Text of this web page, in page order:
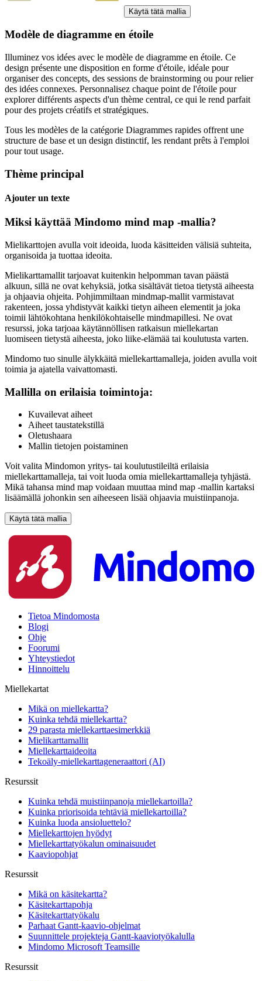
Käytä tätä mallia
Modèle de diagramme en étoile
Illuminez vos idées avec le modèle de diagramme en étoile. Ce
design présente une disposition en forme d'étoile, idéale pour
organiser des concepts, des sessions de brainstorming ou pour relier
des idées connexes. Personnalisez chaque point de l'étoile pour
explorer différents aspects d'un thème central, ce qui le rend parfait
pour des projets créatifs et stratégiques.
Tous les modèles de la catégorie Diagrammes rapides offrent une
structure de base et un design distinctif, les rendant prêts à l'emploi
pour tout usage.
Thème principal
Ajouter un texte
Miksi käyttää Mindomo mind map -mallia?
Mielikarttojen avulla voit ideoida, luoda käsitteiden välisiä suhteita,
organisoida ja tuottaa ideoita.
Mielikarttamallit tarjoavat kuitenkin helpomman tavan päästä
alkuun, sillä ne ovat kehyksiä, jotka sisältävät tietoa tietystä aiheesta
ja ohjaavia ohjeita. Pohjimmiltaan mindmap-mallit varmistavat
rakenteen, jossa yhdistyvät kaikki tietyn aiheen elementit ja joka
toimii lähtökohtana henkilökohtaiselle mindmapillesi. Ne ovat
resurssi, joka tarjoaa käytännöllisen ratkaisun miellekartan
luomiseen tietystä aiheesta, joko liike-elämää tai koulutusta varten.
Mindomo tuo sinulle älykkäitä miellekarttamalleja, joiden avulla voit
toimia ja ajatella vaivattomasti.
Mallilla on erilaisia toimintoja:
Kuvailevat aiheet
Aiheet taustatekstillä
Oletushaara
Mallin tietojen poistaminen
Voit valita Mindomon yritys- tai koulutustileiltä erilaisia
miellekarttamalleja, tai voit luoda omia miellekarttamalleja tyhjästä.
Mikä tahansa mind map voidaan muuttaa mind map -mallin kartaksi
lisäämällä johonkin sen aiheeseen lisää ohjaavia muistiinpanoja.
Käytä tätä mallia
Tietoa Mindomosta
Blogi
Ohje
Foorumi
Yhteystiedot
Hinnoittelu
Miellekartat
Mikä on miellekartta?
Kuinka tehdä miellekartta?
29 parasta miellekarttaesimerkkiä
Mielikarttamallit
Miellekarttaideoita
Tekoäly-miellekarttageneraattori (AI)
Resurssit
Kuinka tehdä muistiinpanoja miellekartoilla?
Kuinka priorisoida tehtäviä miellekartoilla?
Kuinka luoda ansioluettelo?
Miellekarttojen hyödyt
Miellekarttatyökalun ominaisuudet
Kaaviopohjat
Resurssit
Mikä on käsitekartta?
Käsitekarttapohja
Käsitekarttatyökalu
Parhaat Gantt-kaavio-ohjelmat
Suunnittele projekteja Gantt-kaaviotyökalulla
Mindomo Microsoft Teamsille
Resurssit